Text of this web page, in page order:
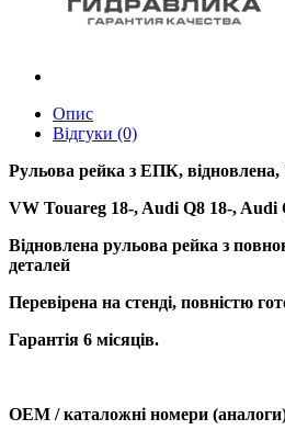
Опис
Відгуки (0)
Рульова рейка з ЕПК, відновлена,
VW Touareg 18-, Audi Q8 18-, Audi
Відновлена рульова рейка з
деталей
Перевірена на стенді, повністю
Гарантія 6 місяців.
OEM / каталожні номери